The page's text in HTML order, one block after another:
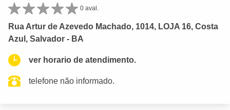
0 aval.
Rua Artur de Azevedo Machado, 1014, LOJA 16, Costa
Azul, Salvador - BA
ver horario de atendimento.
telefone não informado.